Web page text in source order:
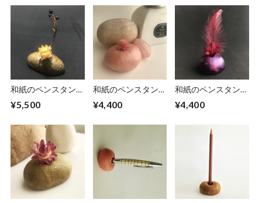
和紙のペンスタンド
¥5,500
和紙のペンスタンド
¥4,400
和紙のペンスタンド
¥4,400